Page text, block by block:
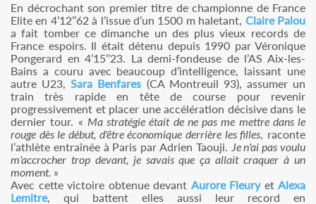
En décrochant son premier titre de championne de France
Elite en 4’12’’62 à l’issue d’un 1500 m haletant, Claire Palou
a fait tomber ce dimanche un des plus vieux records de
France espoirs. Il était détenu depuis 1990 par Véronique
Pongerard en 4’15’’23. La demi-fondeuse de l’AS Aix-les-
Bains a couru avec beaucoup d’intelligence, laissant une
autre U23,Sara Benfares (CA Montreuil 93), assumer un
train très rapide en tête de course pour revenir
progressivement et placer une accélération décisive dans le
dernier tour. « Ma stratégie était de ne pas me mettre dans le
rouge dès le début, d'être économique derrière les filles, raconte
l’athlète entraînée à Paris par Adrien Taouji. Je n'ai pas voulu
m'accrocher trop devant, je savais que ça allait craquer à un
moment. »
Avec cette victoire obtenue devant Aurore Fleuryet Alexa
Lemitre, qui battent elles aussi leur record en